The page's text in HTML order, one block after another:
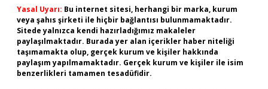
Yasal Uyarı: Bu internet sitesi, herhangi bir marka, kurum
veya şahıs şirketi ile hiçbir bağlantısı bulunmamaktadır.
Sitede yalnızca kendi hazırladığımız makaleler
paylaşılmaktadır. Burada yer alan içerikler haber niteliği
taşımamakta olup, gerçek kurum ve kişiler hakkında
paylaşım yapılmamaktadır. Gerçek kurum ve kişiler ile isim
benzerlikleri tamamen tesadüfidir.